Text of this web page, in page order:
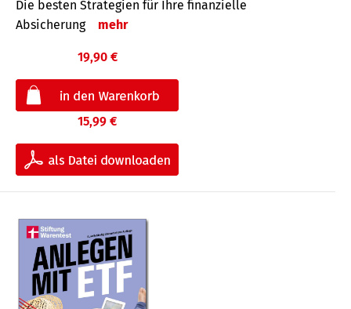
Die besten Strategien für Ihre finanzielle
Absicherung
mehr
19,90 €
15,99 €